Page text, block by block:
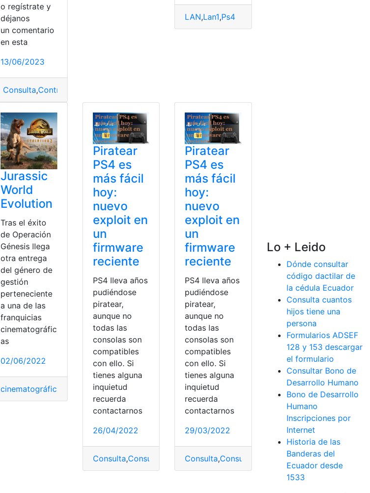
o regístrate y
déjanos
un comentario
en esta
13/06/2023
Consulta,Controlador
LAN,Lan1,Ps4
PlayStation Plus Extra o Premium,Ps4,Ps5,Servicio
Jurassic
World
Evolution
Tras el éxito
de Operación
Génesis llega
otra entrega
del género de
gestión
perteneciente
a una de las
franquicias
cinematográfic
as
02/06/2022
cinematográficas Gamers,Jurassic World Evolution,Tareas,Videojuegos
Piratear
PS4 es
más fácil
hoy:
nuevo
exploit en
un
firmware
reciente
PS4 lleva años
pudiéndose
piratear,
aunque no
todas las
consolas son
compatibles
con ello. Si
tienes alguna
inquietud
recuerda
contactarnos
26/04/2022
Consulta,Consulta online,firmware,Piratear
Piratear
PS4 es
más fácil
hoy:
nuevo
exploit en
un
firmware
reciente
PS4 lleva años
pudiéndose
piratear,
aunque no
todas las
consolas son
compatibles
con ello. Si
tienes alguna
inquietud
recuerda
contactarnos
29/03/2022
Consulta,Consulta online firmware,Piratear
Lo + Leido
Dónde consultar
código dactilar de
la cédula Ecuador
Consulta cuantos
hijos tiene una
persona
Formularios ADSEF
128 y 153 descargar
el formulario
Consultar Bono de
Desarrollo Humano
Bono de Desarrollo
Humano
Inscripciones por
Internet
Historia de las
Banderas del
Ecuador desde
1533